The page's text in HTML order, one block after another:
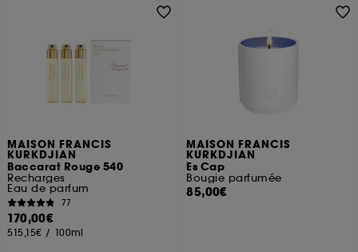
MAISON FRANCIS
KURKDJIAN
Baccarat Rouge 540
Recharges
Eau de parfum
77
170,00€
515,15€ / 100ml
MAISON FRANCIS
KURKDJIAN
Es Cap
Bougie parfumée
85,00€